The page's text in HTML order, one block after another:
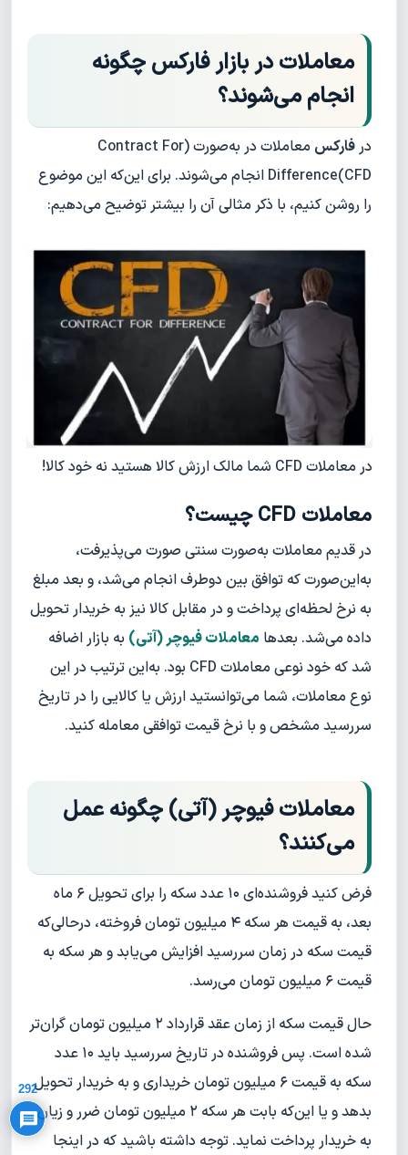
معاملات در بازار فارکس چگونه
انجام می‌شوند؟
درفارکس
معاملات در به‌صورت (Contract For
Difference(CFD انجام می‌شوند. برای این‌که این موضوع
را روشن کنیم، با ذکر مثالی آن را بیشتر توضیح می‌دهیم:
در معاملات CFD شما مالک ارزش کالا هستید نه خود کالا!
معاملات CFD چیست؟
در قدیم معاملات به‌صورت سنتی صورت می‌پذیرفت،
به‌این‌صورت که توافق بین دوطرف انجام می‌شد، و بعد مبلغ
به نرخ لحظه‌ای پرداخت و در مقابل کالا نیز به خریدار تحویل
داده می‌شد. بعدها معاملات فیوچر (آتی) به بازار اضافه
شد که خود نوعی معاملات CFD بود. به‌‌این ترتیب در این
نوع معاملات، شما می‌توانستید ارزش یا کالایی را در تاریخ
سررسید مشخص و با نرخ قیمت توافقی معامله کنید.
معاملات فیوچر (آتی) چگونه عمل
می‌کنند؟
فرض کنید فروشنده‌ای ۱۰ عدد سکه را برای تحویل ۶ ماه
بعد، به قیمت هر سکه ۴ میلیون تومان فروخته، درحالی‌که
قیمت سکه در زمان سررسید افزایش می‌یابد و هر سکه به
قیمت ۶ میلیون تومان می‌رسد.
حال قیمت سکه از زمان عقد قرارداد ۲ میلیون تومان گران‌تر
شده است. پس فروشنده در تاریخ سررسید باید ۱۰ عدد
سکه به قیمت ۶ میلیون تومان خریداری و به خریدار تحویل
بدهد و یا این‌که بابت هر سکه ۲ میلیون تومان ضرر و زیان
به خریدار پرداخت نماید. توجه داشته باشید که در اینجا
Privacy Policy
292